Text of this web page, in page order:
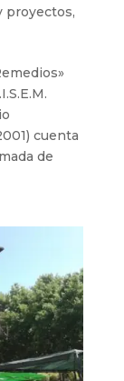
proyectos,
cuenta
de